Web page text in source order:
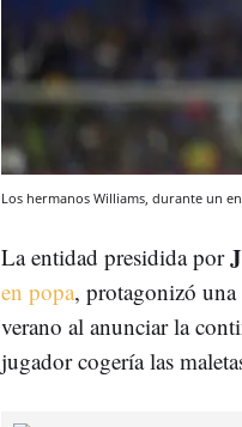
Los hermanos Williams, durante un
La entidad presidida por
en popa, protagonizó una
verano al anunciar la
jugador cogería las